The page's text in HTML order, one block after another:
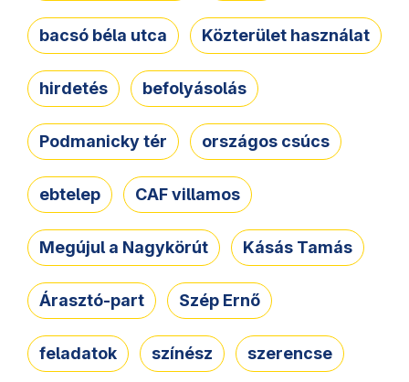
bacsó béla utca Közterület használat
hirdetés befolyásolás
Podmanicky tér országos csúcs
ebtelep CAF villamos
Megújul a Nagykörút Kásás Tamás
Árasztó-part Szép Ernő
feladatok színész szerencse